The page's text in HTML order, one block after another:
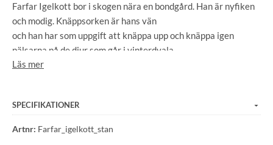
Farfar Igelkott bor i skogen nära en bondgård. Han är nyfiken
och modig. Knäppsorken är hans vän
och han har som uppgift att knäppa upp och knäppa igen
pälsarna på de djur som går i vinterdvala.
De två och vännerna grävlingen Gustav, Huggormen Hugo,
Igelkott och Huggormen Hugo träffas och
Läs mer
SPECIFIKATIONER
Artnr: Farfar_igelkott_stan